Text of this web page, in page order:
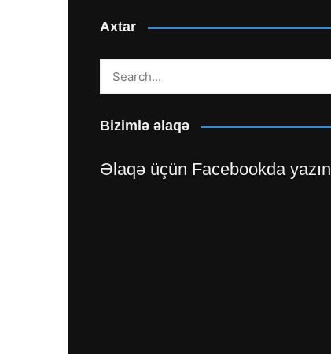
Axtar
Bizimlə əlaqə
Əlaqə üçün Facebookda yazın